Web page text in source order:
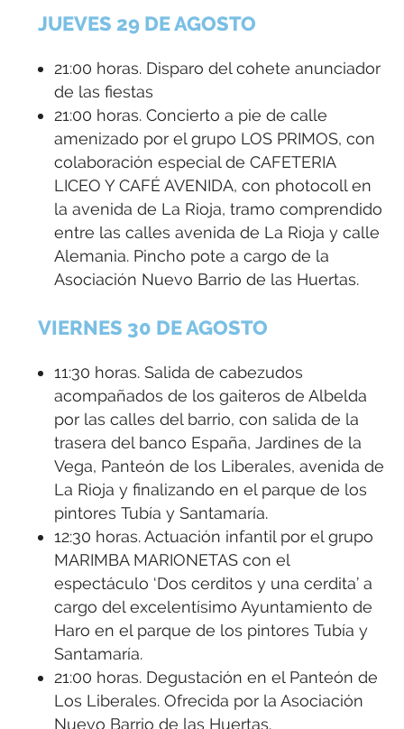
JUEVES 29 DE AGOSTO
21:00 horas. Disparo del cohete anunciador
de las fiestas
21:00 horas. Concierto a pie de calle
amenizado por el grupo LOS PRIMOS, con
colaboración especial de CAFETERIA
LICEO Y CAFÉ AVENIDA, con photocoll en
la avenida de La Rioja, tramo comprendido
entre las calles avenida de La Rioja y calle
Alemania. Pincho pote a cargo de la
Asociación Nuevo Barrio de las Huertas.
VIERNES 30 DE AGOSTO
11:30 horas. Salida de cabezudos
acompañados de los gaiteros de Albelda
por las calles del barrio, con salida de la
trasera del banco España, Jardines de la
Vega, Panteón de los Liberales, avenida de
La Rioja y finalizando en el parque de los
pintores Tubía y Santamaría.
12:30 horas. Actuación infantil por el grupo
MARIMBA MARIONETAS con el
espectáculo ‘Dos cerditos y una cerdita’ a
cargo del excelentísimo Ayuntamiento de
Haro en el parque de los pintores Tubía y
Santamaría.
21:00 horas. Degustación en el Panteón de
Los Liberales. Ofrecida por la Asociación
Nuevo Barrio de las Huertas.